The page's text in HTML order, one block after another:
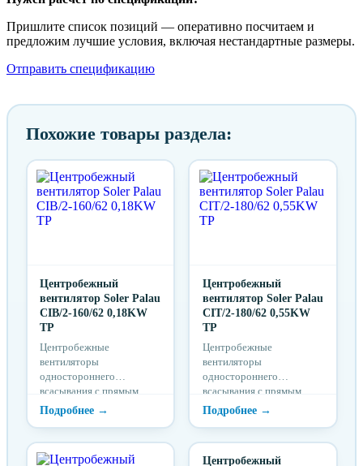
Пришлите список позиций — оперативно посчитаем и
предложим лучшие условия, включая нестандартные размеры.
Отправить спецификацию
Похожие товары раздела:
Центробежный
вентилятор Soler Palau
CIB/2-160/62 0,18KW
TP
Центробежные
вентиляторы
одностороннего
всасывания с прямым
приводом серии CIB/CIT
предназначены для
п...
Центробежный
вентилятор Soler Palau
CIT/2-180/62 0,55KW
TP
Центробежные
вентиляторы
одностороннего
всасывания с прямым
приводом серии CIB/CIT
предназначены для
Центробежный